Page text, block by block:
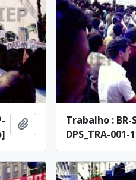
Añadir al portapapeles
Trabalho : BR-
DPS_TRA-